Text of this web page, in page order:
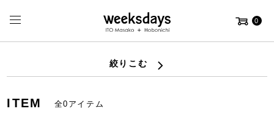
0
絞りこむ
ITEM 全0アイテム